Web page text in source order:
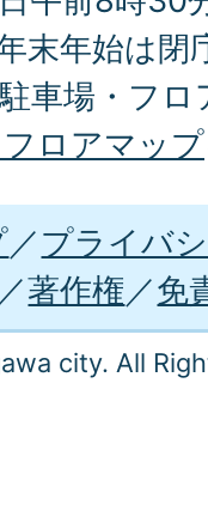
末年始は閉
車場・フ
ロアマップ
プライバ
著作権 免
city. All